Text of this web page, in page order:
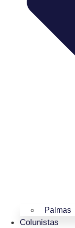
Palmas
Colunistas